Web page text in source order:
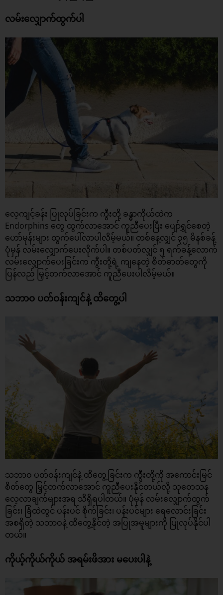
လမ်းလျှောက်ထွက်ပါ
လေ့ကျင့်ခန်း ပြုလုပ်ခြင်းက ကွီးတို့ ခန္ဓာကိုယ်ထဲက
Endorphins တွေ ထွက်လာအောင် ကူညီပေးပြီး ပျော်ရွှင်စေတဲ့
ဟော်မုန်းများ ထွက်ပေါ်လာပါလိမ့်မယ်။ တစ်နေ့လျှင် ၃၅ မိနစ်ခန့်
ပုံမှန် လမ်းလျှောက်ပေးလိုက်ပါ။ တစ်ပတ်လျှင် ၅ ရက်ခန့်လောက်
လမ်းလျှောက်ပေးခြင်းက ကွီးတို့ရဲ့ ကျနေတဲ့ စိတ်ဓာတ်တွေကို
ပြန်လည် မြှင့်တက်လာအောင် ကူညီပေးပါလိမ့်မယ်။​
သဘာဝ ပတ်ဝန်းကျင်နဲ့ ထိတွေ့ပါ
သဘာဝ ပတ်ဝန်းကျင်နဲ့ ထိတွေ့ခြင်းက ကွီးတို့ကို အကောင်းမြင်
စိတ်တွေ မြှင့်တက်လာအောင် ကူညီပေးနိုင်တယ်လို့ သုတေသန
လေ့လာချက်များအရ သိရှိရပါတယ်။ ပုံမှန် လမ်းလျှောက်ထွက်
ခြင်း၊ ခြံထဲတွင် ပန်းပင် စိုက်ခြင်း၊ ပန်းပင်များ ရေလောင်းခြင်း
အစရှိတဲ့ သဘာဝနဲ့ ထိတွေ့နိုင်တဲ့ အပြုအမူများကို ပြုလုပ်နိုင်ပါ
တယ်။
ကိုယ့်ကိုယ်ကိုယ် အရမ်းဖိအား မပေးပါနဲ့